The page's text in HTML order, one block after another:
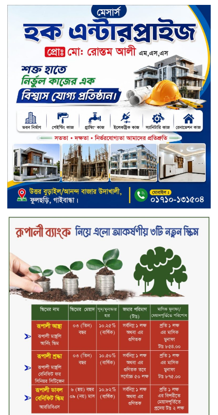
সপ্তাহের শেষ কার্যদিবসে লেনদেনের
তালিকায় শীর্ষে উঠে এসেছে শার্প
ইন্ডাস্ট্রিজ
সপ্তাহের শেষ কার্যদিবসে দরপতনের
শীর্ষে সেনা ইন্স্যুরেন্স
সপ্তাহের শেষ কার্যদিবসে দরবৃদ্ধির শীর্ষে
নিটল ইন্স্যুরেন্স
সিলেটের ওসমানীনগরে দুই বাসের
মুখোমুখি সংঘর্ষে ৮ জন নিহত
২০২৯ সালের মধ্যে বাংলাদেশের
সবচেয়ে বিশ্বস্ত, টেকসই ও ক্যাশলেস
ব্যাংক হওয়ার লক্ষ্য নিয়ে ‘ভিশন ২০২৯’
উন্মোচন করল কমিউনিটি ব্যাংক
শিক্ষার্থীদের জন্য দারাজে এক্সক্লুসিভ
ডিসকাউন্ট নিয়ে আসছে রিয়েলমি
সি১০০এক্স
পরিবারের কাছে কিশোরের কান্নাজড়িত
কণ্ঠ শোনিয়ে ১২ লাখ টাকা মুক্তিপণ
দাবি, টাকা না পেয়ে শ্বাসরোধে হত্যা—
আলোচিত রাফিজ হত্যা মামলার অন্যতম
আসামি গাজীপুর থেকে গ্রেফতার
নড়াইলে বিএনপির ৬ নেতার
বহিষ্কারাদেশ প্রত্যাহার